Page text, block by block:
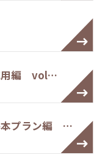
用編 vol…
本プラン編 …